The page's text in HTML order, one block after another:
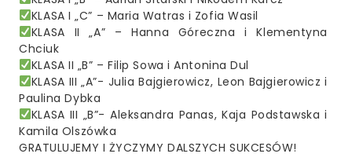
KLASA I „C” – Maria Watras i Zofia Wasil
KLASA II „A” – Hanna Góreczna i Klementyna
Chciuk
KLASA II „B” – Filip Sowa i Antonina Dul
KLASA III „A”- Julia Bajgierowicz, Leon Bajgierowicz i
Paulina Dybka
KLASA III „B”- Aleksandra Panas, Kaja Podstawska i
Kamila Olszówka
GRATULUJEMY I ŻYCZYMY DALSZYCH SUKCESÓW!